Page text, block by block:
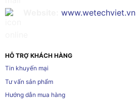
www.wetechviet.vn
HỖ TRỢ KHÁCH HÀNG
Tin khuyến mại
Tư vấn sản phẩm
Hướng dẫn mua hàng